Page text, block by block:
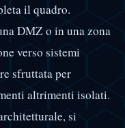
il quadro.
DMZ o in una zona
verso sistemi
sfruttata per
altrimenti isolati.
si